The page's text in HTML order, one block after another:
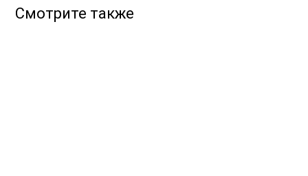
Смотрите также